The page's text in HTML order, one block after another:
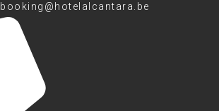
booking@hotelalcantara.be